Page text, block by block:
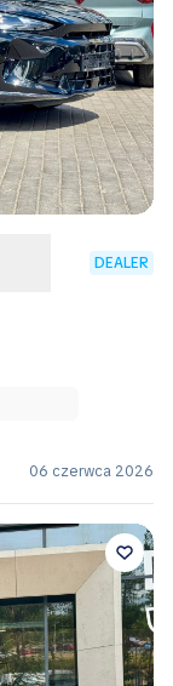
DEALER
06 czerwca 2026